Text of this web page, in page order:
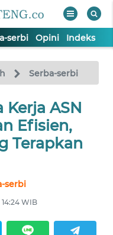
serbi Opini Indeks
Serba-serbi
ASN
Efisien,
Terapkan
serbi
WIB